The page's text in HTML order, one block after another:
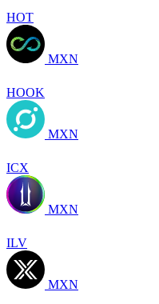
HOT
MXN
HOOK
MXN
ICX
MXN
ILV
MXN